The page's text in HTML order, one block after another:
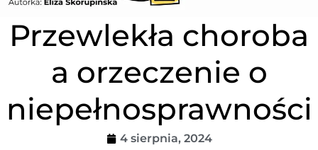
Przewlekła choroba
a orzeczenie o
niepełnosprawności
4 sierpnia, 2024